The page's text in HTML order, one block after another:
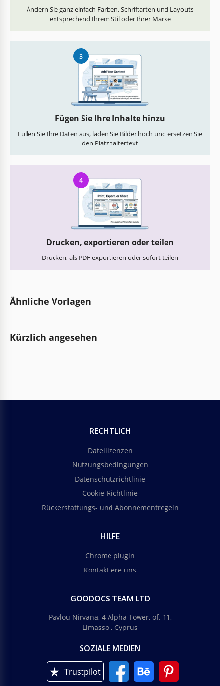
Ändern Sie ganz einfach Farben, Schriftarten und Layouts
entsprechend Ihrem Stil oder Ihrer Marke
3
Fügen Sie Ihre Inhalte hinzu
Füllen Sie Ihre Daten aus, laden Sie Bilder hoch und ersetzen Sie
den Platzhaltertext
4
Drucken, exportieren oder teilen
Drucken, als PDF exportieren oder sofort teilen
Ähnliche Vorlagen
Kürzlich angesehen
RECHTLICH
Dateilizenzen
Nutzungsbedingungen
Datenschutzrichtlinie
Cookie-Richtlinie
Rückerstattungs- und Abonnementregeln
HILFE
Chrome plugin
Kontaktiere uns
GOODOCS TEAM LTD
Pavlou Nirvana, 4 Alpha Tower, of. 11,
Limassol, Cyprus
SOZIALE MEDIEN
Trustpilot